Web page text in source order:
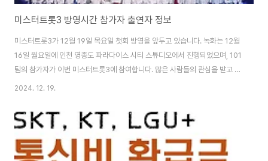
미스터트롯3 방영시간 참가자 출연자 정보
미스터트롯3가 12월 19일 목요일 첫회 방영을 앞두고 있습니다. 녹화는 12월
16일 월요일에 인천 영종도 파라다이스 시티 스튜디오에서 진행되었으며, 101
팀의 참가자가 이번 미스터트롯3에 참여합니다. 많은 사람들의 관심을 받고 있
는 미스터트롯3의 방영시간과 참가자 정보에 대해 더 자세히 알아보겠습니
방영시간은 매주 목요일 밤 10시에 TV조선에서 시청할 수 있습니다. OTT는
Tving에서 TV조선과 동시간에 시청할 수 있습니다. ✅ 미스터트롯3 1회 : 12
월 19일 목요일 밤 10시✅ 방영시간 : 매주 목요일 밤 10시✅ 시청가능 방송 :
TV조선, 티빙 미스터트롯3 1회 시청 바로가기👆 ⏬⏬미스터트롯3..
2024. 12. 19.